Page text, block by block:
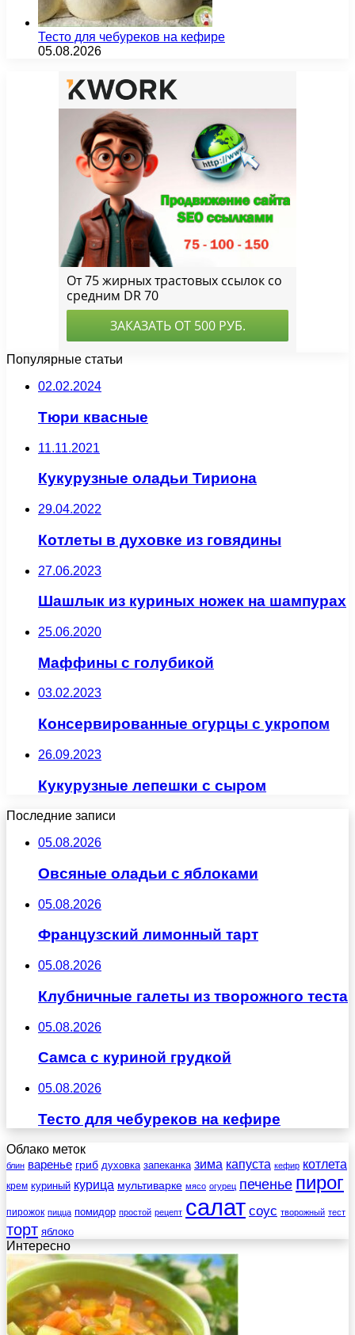
Тесто для чебуреков на кефире
05.08.2026
Популярные статьи
02.02.2024
Тюри квасные
11.11.2021
Кукурузные оладьи Тириона
29.04.2022
Котлеты в духовке из говядины
27.06.2023
Шашлык из куриных ножек на шампурах
25.06.2020
Маффины с голубикой
03.02.2023
Консервированные огурцы с укропом
26.09.2023
Кукурузные лепешки с сыром
Последние записи
05.08.2026
Овсяные оладьи с яблоками
05.08.2026
Французский лимонный тарт
05.08.2026
Клубничные галеты из творожного теста
05.08.2026
Самса с куриной грудкой
05.08.2026
Тесто для чебуреков на кефире
Облако меток
блин варенье гриб духовка запеканка зима капуста кефир котлета
крем куриный курица мультиварке мясо огурец печенье пирог
пирожок пицца помидор простой рецепт салат соус творожный тест
торт яблоко
Интересно